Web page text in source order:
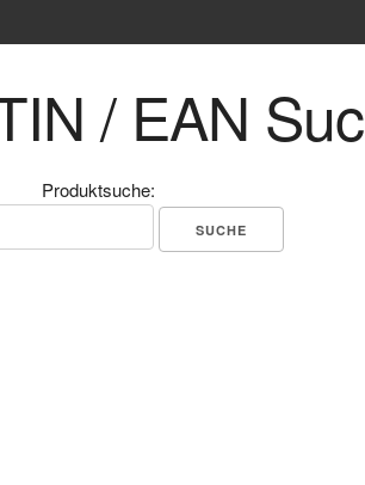
/ EAN
Produktsuche: